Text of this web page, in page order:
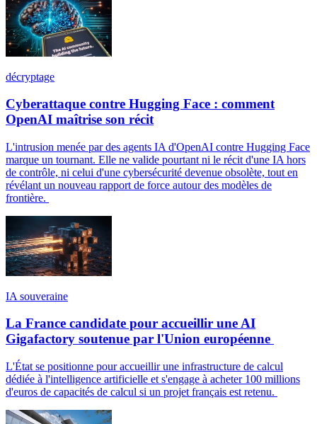
décryptage
Cyberattaque contre Hugging Face : comment
OpenAI maîtrise son récit
L'intrusion menée par des agents IA d'OpenAI contre Hugging Face
marque un tournant. Elle ne valide pourtant ni le récit d'une IA hors
de contrôle, ni celui d'une cybersécurité devenue obsolète, tout en
révélant un nouveau rapport de force autour des modèles de
frontière.
IA souveraine
La France candidate pour accueillir une AI
Gigafactory soutenue par l'Union européenne
L'État se positionne pour accueillir une infrastructure de calcul
dédiée à l'intelligence artificielle et s'engage à acheter 100 millions
d'euros de capacités de calcul si un projet français est retenu.